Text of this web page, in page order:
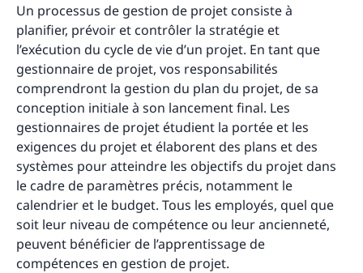
Un processus de gestion de projet consiste à
planifier, prévoir et contrôler la stratégie et
l’exécution du cycle de vie d’un projet. En tant que
gestionnaire de projet, vos responsabilités
comprendront la gestion du plan du projet, de sa
conception initiale à son lancement final. Les
gestionnaires de projet étudient la portée et les
exigences du projet et élaborent des plans et des
systèmes pour atteindre les objectifs du projet dans
le cadre de paramètres précis, notamment le
calendrier et le budget. Tous les employés, quel que
soit leur niveau de compétence ou leur ancienneté,
peuvent bénéficier de l’apprentissage de
compétences en gestion de projet.